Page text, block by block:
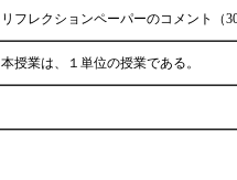
リフレクションペーパーのコメント（
本授業は、１単位の授業である。